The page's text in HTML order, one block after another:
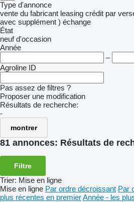
Type d'annonce
vente du fabricant leasing crédit par
avec supplément ) échange
État
neuf d'occasion
Année
–
Agroline ID
Pas assez de filtres ?
Proposer une modification
Résultats de recherche:
-
montrer
81 annonces: Résultats de
Filtre
Trier: Mise en ligne
Mise en ligne Par ordre décroissant Par
plus récentes en premierAnnée - les